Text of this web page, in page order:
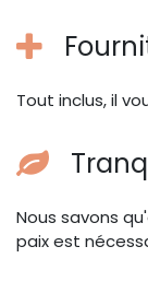
Tout inclus, il
Nous savons
paix est